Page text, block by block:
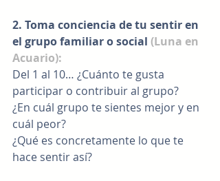
2. Toma conciencia de tu sentir en
el grupo familiar o social (Luna en
Acuario):
Del 1 al 10… ¿Cuánto te gusta
participar o contribuir al grupo?
¿En cuál grupo te sientes mejor y en
cuál peor?
¿Qué es concretamente lo que te
hace sentir así?